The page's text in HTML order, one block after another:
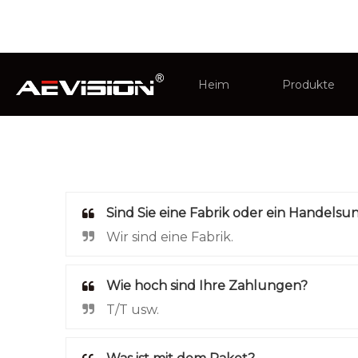
Heim Produkte
Heim
Sind Sie eine Fabrik oder ein
Wir sind eine Fabrik.
Wie hoch sind Ihre Zahlungen?
T/T usw.